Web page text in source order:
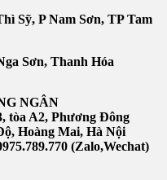
Sỹ, P Nam Sơn, TP Tam
Sơn, Thanh Hóa
NGÂN
tòa A2, Phương Đông
Hoàng Mai, Hà Nội
(Zalo,Wechat)